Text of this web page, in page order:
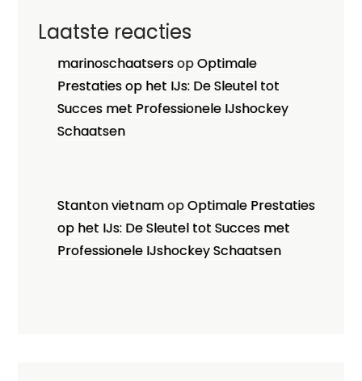
Laatste reacties
marinoschaatsersopOptimale
Prestaties op het IJs: De Sleutel tot
Succes met Professionele IJshockey
Schaatsen
Stanton vietnamopOptimale Prestaties
op het IJs: De Sleutel tot Succes met
Professionele IJshockey Schaatsen